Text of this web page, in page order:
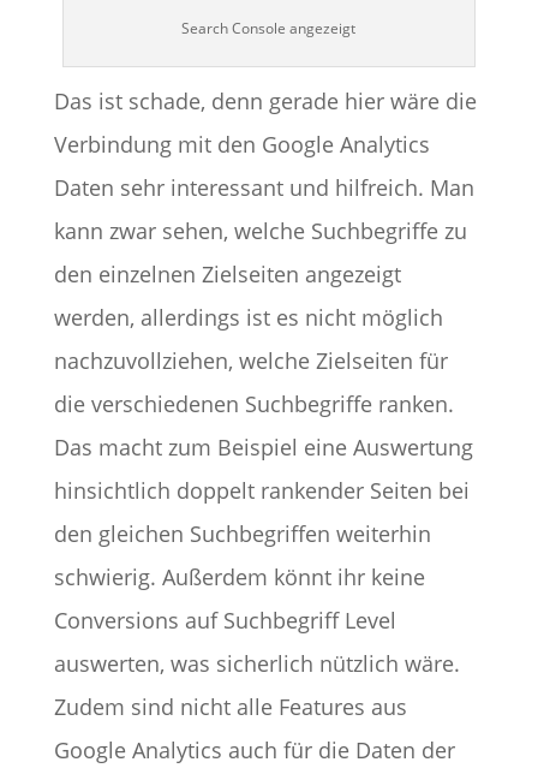
Search Console angezeigt
Das ist schade, denn gerade hier wäre die
Verbindung mit den Google Analytics
Daten sehr interessant und hilfreich. Man
kann zwar sehen, welche Suchbegriffe zu
den einzelnen Zielseiten angezeigt
werden, allerdings ist es nicht möglich
nachzuvollziehen, welche Zielseiten für
die verschiedenen Suchbegriffe ranken.
Das macht zum Beispiel eine Auswertung
hinsichtlich doppelt rankender Seiten bei
den gleichen Suchbegriffen weiterhin
schwierig. Außerdem könnt ihr keine
Conversions auf Suchbegriff Level
auswerten, was sicherlich nützlich wäre.
Zudem sind nicht alle Features aus
Google Analytics auch für die Daten der